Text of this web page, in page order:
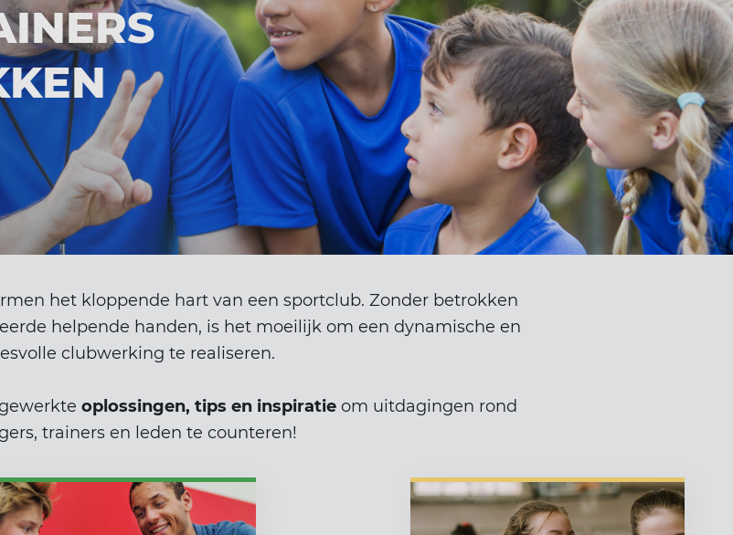
het kloppende hart van een sportclub. Zonder betrokken
helpende handen, is het moeilijk om een dynamische en
clubwerking te realiseren.
oplossingen, tips en inspiratieom uitdagingen rond
trainers en leden te counteren!